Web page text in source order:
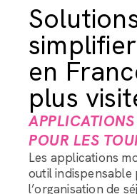
en
plus
POUR LES
Les applications
outil
l’organisation de